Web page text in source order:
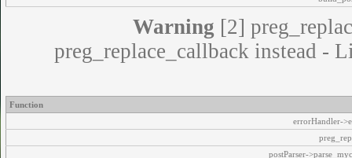
Warning [2]
preg_replace_callback instead -
Function
errorHandler-
postParser-